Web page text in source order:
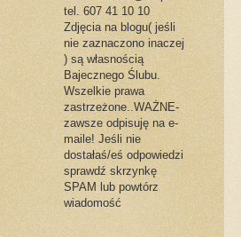
tel. 607 41 10 10
Zdjęcia na blogu( jeśli
nie zaznaczono inaczej
) są własnością
Bajecznego Ślubu.
Wszelkie prawa
zastrzeżone..WAŻNE-
zawsze odpisuję na e-
maile! Jeśli nie
dostałaś/eś odpowiedzi
sprawdź skrzynkę
SPAM lub powtórz
wiadomość